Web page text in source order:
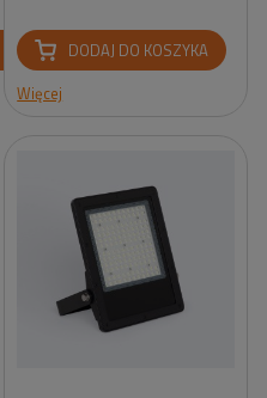
DODAJ DO KOSZYKA
Więcej